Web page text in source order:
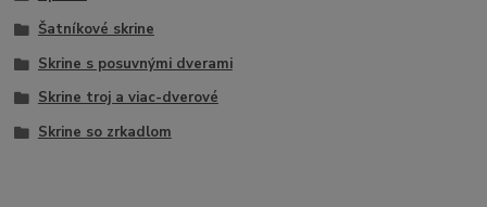
Šatníkové skrine
Skrine s posuvnými dverami
Skrine troj a viac-dverové
Skrine so zrkadlom